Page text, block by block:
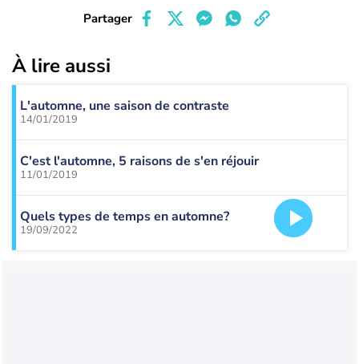
Partager
À lire aussi
L'automne, une saison de contraste
14/01/2019
C'est l'automne, 5 raisons de s'en réjouir
11/01/2019
Quels types de temps en automne?
19/09/2022